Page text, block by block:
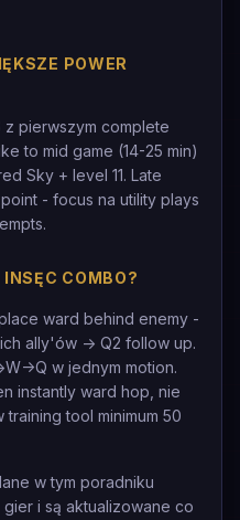
POWER
pierwszym complete
to mid game (14-25 min)
Sky + level 11. Late
- focus na utility plays
COMBO?
ward behind enemy -
ally'ów -> Q2 follow up.
>Q w jednym motion.
instantly ward hop, nie
tool minimum 50
w tym poradniku
i są aktualizowane co